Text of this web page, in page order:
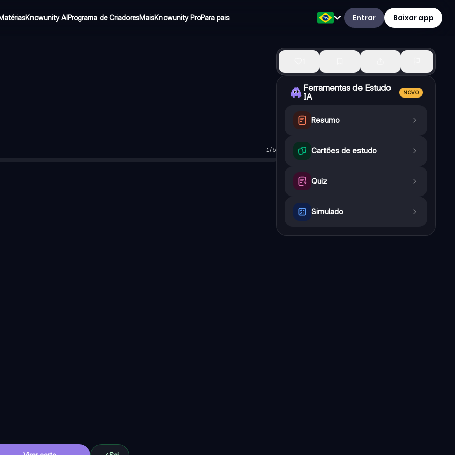
Knowunity AIPrograma de CriadoresMaisKnowunity ProPara pais Entrar Baixar app
1/5
do Empirismo e do Ceticismo Filosófico, considerado um dos pensadores mais influentes da filosofia moderna.
vividas diretamente (o que vemos, ouvimos, tocamos e sentimos); ideias: lembranças ou pensamentos derivados
ter certeza de algo alem das impressões sensoriais. Para ele, muitas das nossas crenças (como o nascer do sol todos os
Ferramentas de Estudo
IA
NOVO
Resumo
Cartões de estudo
Quiz
Simulado